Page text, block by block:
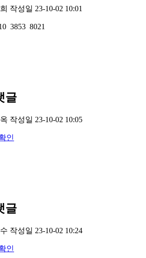
작성일 23-10-02 10:01
3853 8021
글
작성일 23-10-02 10:05
인
글
작성일 23-10-02 10:24
인